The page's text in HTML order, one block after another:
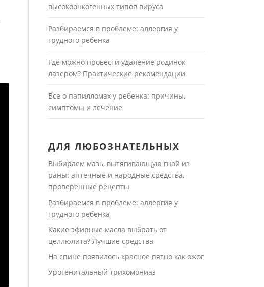
высокоонкогенных типов вируса
Разбираемся в проблеме: аллергия у
грудного ребенка
Где можно провести удаление родинок
лазером? Практические рекомендации
Все о папилломах у ребенка: причины,
симптомы и лечение
ДЛЯ ЛЮБОЗНАТЕЛЬНЫХ
Выбираем мазь, вытягивающую гной из
раны: аптечные и народные средства,
проверенные рецепты
Разбираемся в проблеме: аллергия у
грудного ребенка
Какие эфирные масла выбрать от
целлюлита? Лучшие средства
На спине появилось красное пятно как ожог
Урогенитальный трихомониаз